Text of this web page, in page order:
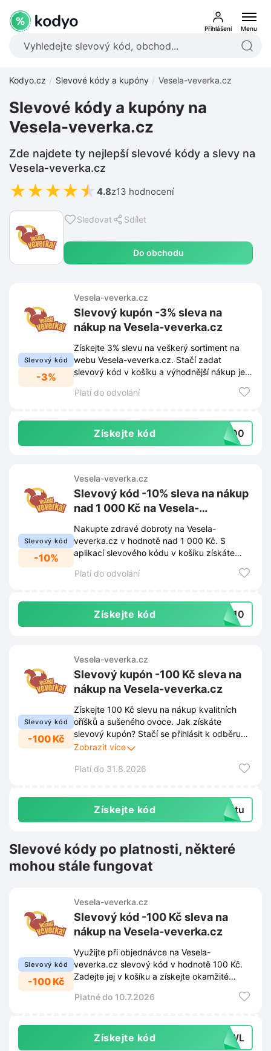
Přihlášení Menu
Kodyo.cz Slevové kódy a kupóny Vesela-veverka.cz
Sledovat Sdílet
Do obchodu
Slevové kódy a kupóny na
Vesela-veverka.cz
Zde najdete ty nejlepší slevové kódy a slevy na
Vesela-veverka.cz
★★★★★ 4.8z13 hodnocení
Slevový kód
-3%
Vesela-veverka.cz
Slevový kupón -3% sleva na
nákup na Vesela-veverka.cz
Získejte 3% slevu na veškerý sortiment na
webu Vesela-veverka.cz. Stačí zadat
slevový kód v košíku a výhodnější nákup je
Platí do odvolání
Získejte kód A700
Slevový kód
-10%
Vesela-veverka.cz
Slevový kód -10% sleva na nákup
nad 1 000 Kč na Vesela-
veverka.cz
Nakupte zdravé dobroty na Vesela-
veverka.cz v hodnotě nad 1 000 Kč. S
aplikací slevového kódu v košíku získáte
Platí do odvolání
Získejte kód AM10
Slevový kód
-100 Kč
Vesela-veverka.cz
Slevový kupón -100 Kč sleva na
nákup na Vesela-veverka.cz
Získejte 100 Kč slevu na nákup kvalitních
oříšků a sušeného ovoce. Jak získáte
slevový kupón? Stačí se přihlásit k odběru
newsletteru prostřednictvím vyskakovacího
registraci již neunikne žádná novinka, sleva
zdravého mlsání.
Zobrazit více
Platí do 31.8.2026
Získejte kód extu
Slevové kódy po platnosti, některé
mohou stále fungovat
Slevový kód
-100 Kč
Vesela-veverka.cz
Slevový kód -100 Kč sleva na
nákup na Vesela-veverka.cz
Využijte při objednávce na Vesela-
veverka.cz slevový kód v hodnotě 100 Kč.
Zadejte jej v košíku a získejte okamžité
Platné do 10.7.2026
Získejte kód WNWL